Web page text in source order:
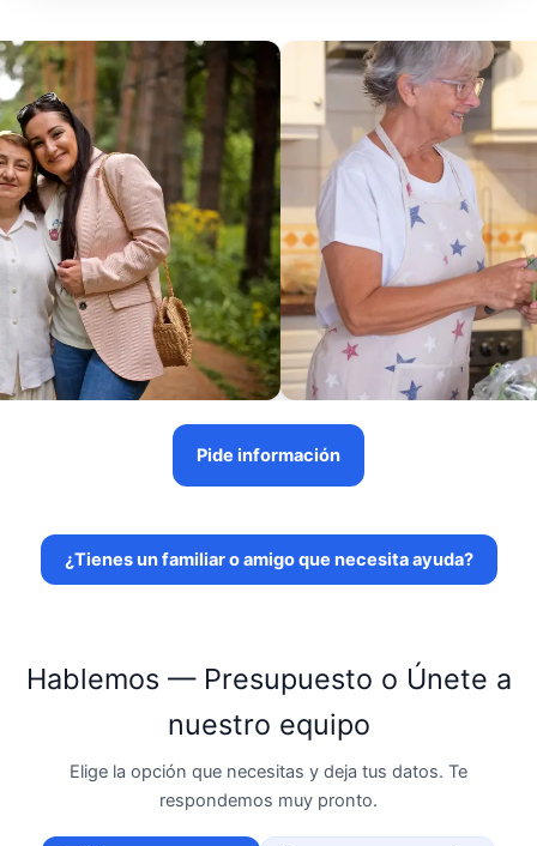
Pide información
¿Tienes un familiar o amigo que necesita ayuda?
Hablemos — Presupuesto o Únete a
nuestro equipo
Elige la opción que necesitas y deja tus datos. Te
respondemos muy pronto.